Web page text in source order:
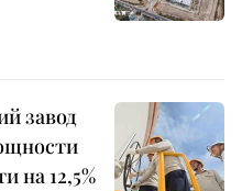
завод
на 12,5%